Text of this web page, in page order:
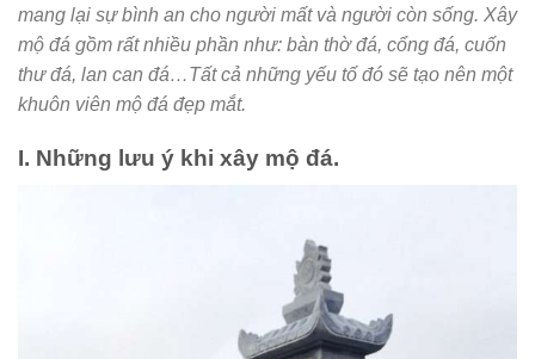
mang lại sự bình an cho người mất và người còn sống. Xây
mộ đá gồm rất nhiều phần như: bàn thờ đá, cổng đá, cuốn
thư đá, lan can đá…Tất cả những yếu tố đó sẽ tạo nên một
khuôn viên mộ đá đẹp mắt.
I. Những lưu ý khi xây mộ đá.